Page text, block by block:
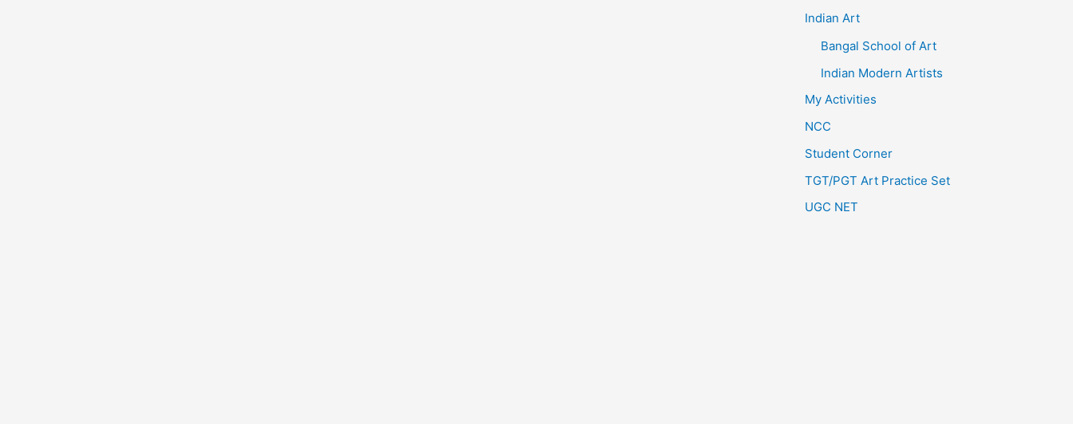
Indian Art
Bangal School of Art
Indian Modern Artists
My Activities
NCC
Student Corner
TGT/PGT Art Practice Set
UGC NET